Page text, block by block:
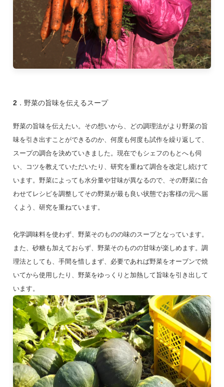
2．野菜の旨味を伝えるスープ
野菜の旨味を伝えたい。その想いから、どの調理法がより野菜の旨
味を引き出すことができるのか、何度も何度も試作を繰り返して、
スープの調合を決めていきました。現在でもシェフのもとへも伺
い、コツを教えていただいたり、研究を重ねて調合を改定し続けて
います。野菜によっても水分量や甘味が異なるので、その野菜に合
わせてレシピを調整してその野菜が最も良い状態でお客様の元へ届
くよう、研究を重ねています。
化学調味料を使わず、野菜そのものの味のスープとなっています。
また、砂糖も加えておらず、野菜そのものの甘味が楽しめます。調
理法としても、手間を惜しまず、必要であれば野菜をオーブンで焼
いてから使用したり、野菜をゆっくりと加熱して旨味を引き出して
います。